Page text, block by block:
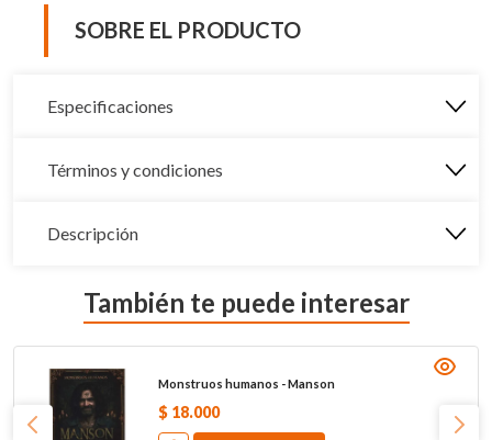
SOBRE EL PRODUCTO
Especificaciones
Términos y condiciones
Descripción
También te puede interesar
Monstruos humanos - Manson
$ 18.000